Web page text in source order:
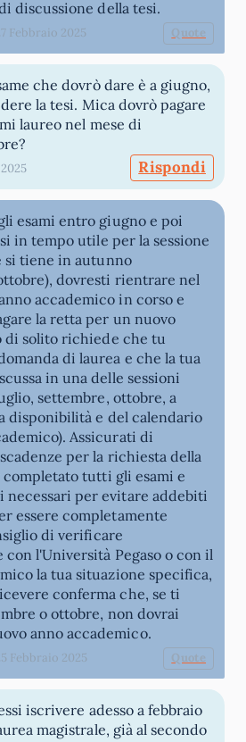
discussione della tesi.
Febbraio 2025 Quote
che dovrò dare è a giugno,
la tesi. Mica dovrò pagare
laureo nel mese di
Rispondi
esami entro giugno e poi
in tempo utile per la sessione
si tiene in autunno
dovresti rientrare nel
accademico in corso e
la retta per un nuovo
di solito richiede che tu
di laurea e che la tua
in una delle sessioni
settembre, ottobre, a
disponibilità e del calendario
Assicurati di
per la richiesta della
tutti gli esami e
necessari per evitare addebiti
essere completamente
di verificare
l'Università Pegaso o con il
la tua situazione specifica,
conferma che, se ti
o ottobre, non dovrai
anno accademico.
Febbraio 2025 Quote
iscrivere adesso a febbraio
magistrale, già al secondo